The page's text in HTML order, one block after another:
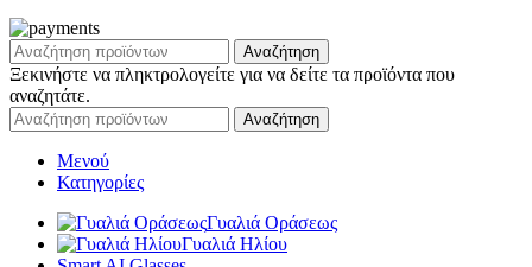
Αναζήτηση
Ξεκινήστε να πληκτρολογείτε για να δείτε τα προϊόντα που
αναζητάτε.
Αναζήτηση
Μενού
Κατηγορίες
Γυαλιά Οράσεως
Γυαλιά Ηλίου